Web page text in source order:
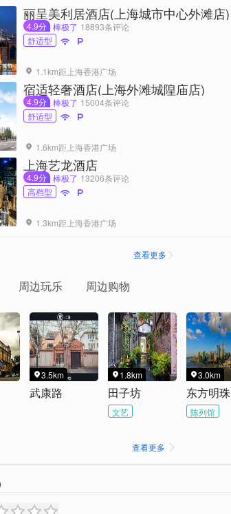
丽呈美利居酒店(上海城市中心外滩店)
4.9分 棒极了 18893条评论
舒适型
 
 1.1km距上海香港广场
宿适轻奢酒店(上海外滩城隍庙店)
4.9分 棒极了 15004条评论
舒适型
 
 1.6km距上海香港广场
上海艺龙酒店
4.9分 棒极了 13206条评论
高档型
 
 1.3km距上海香港广场
查看更多 
周边玩乐 周边购物
3.5km
武康路
 1.8km
田子坊
文艺
3.0km
东方明珠
陈列馆
查看更多 